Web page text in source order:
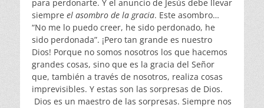
para perdonarte. Y el anuncio de Jesús debe llevar
siempre el asombro de la gracia. Este asombro…
“No me lo puedo creer, he sido perdonado, he
sido perdonada”. ¡Pero tan grande es nuestro
Dios! Porque no somos nosotros los que hacemos
grandes cosas, sino que es la gracia del Señor
que, también a través de nosotros, realiza cosas
imprevisibles. Y estas son las sorpresas de Dios.
Dios es un maestro de las sorpresas. Siempre nos